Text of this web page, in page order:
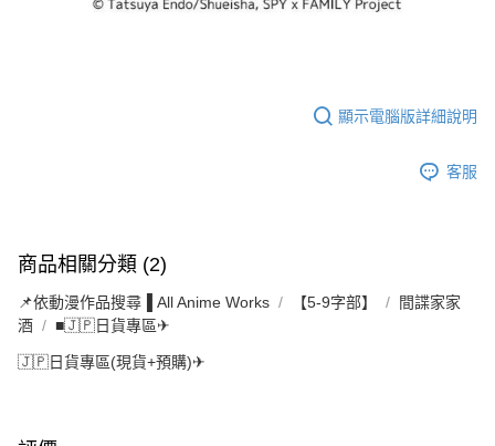
顯示電腦版詳細說明
客服
商品相關分類 (2)
📌依動漫作品搜尋▐ All Anime Works 【5-9字部】
間諜家家
酒
■🇯🇵日貨專區✈
🇯🇵日貨專區(現貨+預購)✈